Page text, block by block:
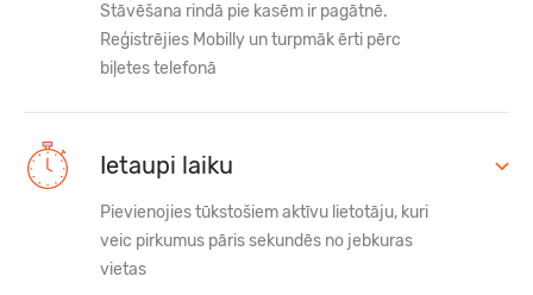
Stāvēšana rindā pie kasēm ir pagātnē.
Reģistrējies Mobilly un turpmāk ērti pērc
biļetes telefonā
Ietaupi laiku
Pievienojies tūkstošiem aktīvu lietotāju, kuri
veic pirkumus pāris sekundēs no jebkuras
vietas